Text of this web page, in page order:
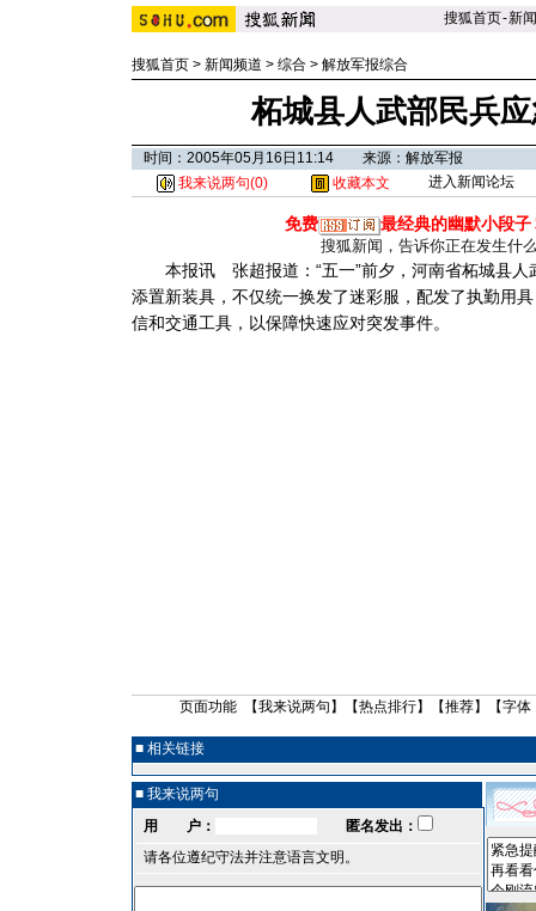
搜狐首页-新闻
搜狐首页 > 新闻频道 > 综合 > 解放军报综合
柘城县人武部民兵
时间：2005年05月16日11:14 来源：解放军报
我来说两句(0) 收藏本文 进入新闻论坛
免费 最经典的幽默小段子
搜狐新闻，告诉你正在发生什
本报讯 张超报道：“五一”前夕，河南省柘城县人
添置新装具，不仅统一换发了迷彩服，配发了执勤用
信和交通工具，以保障快速应对突发事件。
页面功能 【我来说两句 】【热点排行】【推荐】【字体
■ 相关链接
■ 我来说两句
用 户：
匿名发出：
请各位遵纪守法并注意语言文明。